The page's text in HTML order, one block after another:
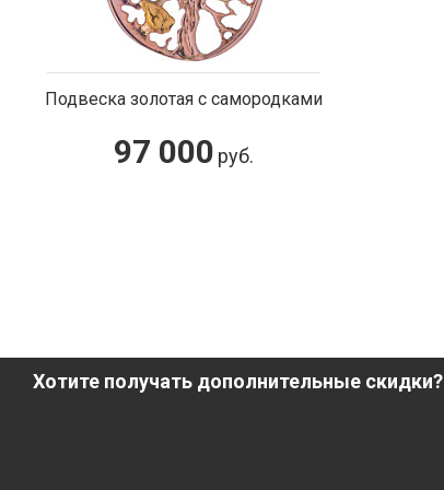
Подвеска золотая с самородками
97 000 руб.
Хотите получать дополнительные скидки?